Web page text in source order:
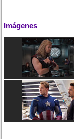
Imágenes